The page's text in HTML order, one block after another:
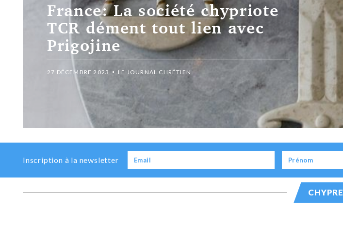
France: La société chypriote
TCR dément tout lien avec
Prigojine
27 DÉCEMBRE 2023 LE JOURNAL CHRÉTIEN
Inscription à la newsletter
CHYPRE